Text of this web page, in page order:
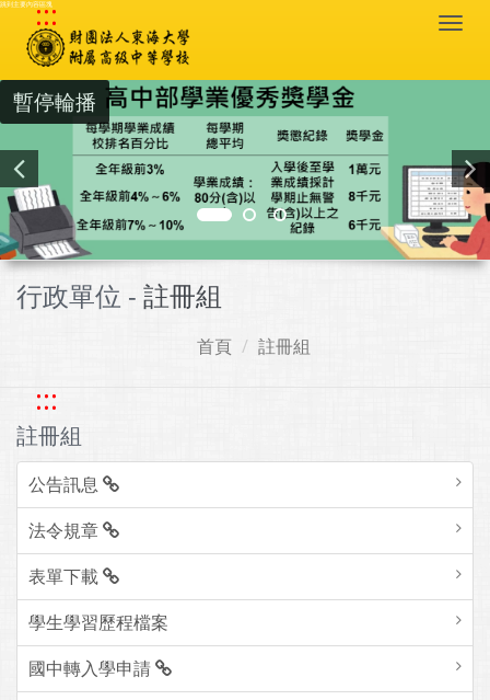
跳到主要內容區塊
:::
暫停輪播
行政單位 - 註冊組
首頁 註冊組
:::
註冊組
公告訊息
法令規章
表單下載
學生學習歷程檔案
國中轉入學申請